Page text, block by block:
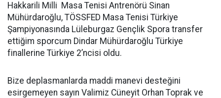
Hakkarili Milli Masa Tenisi Antrenörü Sinan
Mühürdaroğlu, TÖSSFED Masa Tenisi Türkiye
Şampiyonasında Lüleburgaz Gençlik Spora transfer
ettiğim sporcum Dindar Mühürdaroğlu Türkiye
finallerine Türkiye 2’ncisi oldu.
Bize deplasmanlarda maddi manevi desteğini
esirgemeyen sayın Valimiz Cüneyit Orhan Toprak ve